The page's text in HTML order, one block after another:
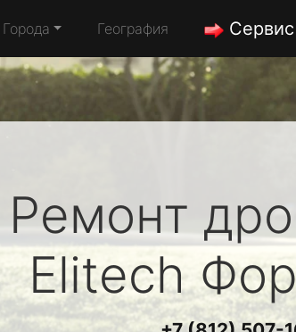
Города География
Ремонт
Elitech